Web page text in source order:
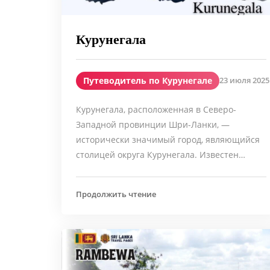
Курунегала
Путеводитель по Курунегале 23 июля
Курунегала, расположенная в Северо-
Западной провинции Шри-Ланки, —
исторически значимый город, являющийся
столицей округа Курунегала. Известен…
Продолжить чтение